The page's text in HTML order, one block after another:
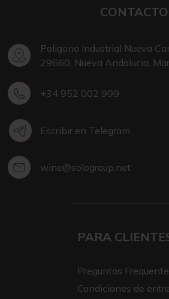
CONTACTO
Poligono Industrial Nueva
29660, Nueva Andalucia,
+34 952 002 999
Escribir en Telegram
wine@sologroup.net
PARA
Preguntas
Condiciones de